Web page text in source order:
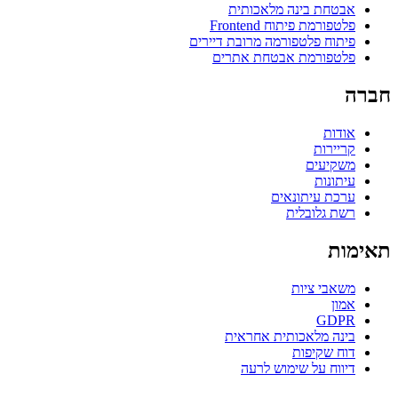
אבטחת בינה מלאכותית
פלטפורמת פיתוח Frontend
פיתוח פלטפורמה מרובת דיירים
פלטפורמת אבטחת אתרים
חברה
אודות
קריירות
משקיעים
עיתונות
ערכת עיתונאים
רשת גלובלית
תאימות
משאבי ציות
אמון
GDPR
בינה מלאכותית אחראית
דוח שקיפות
דיווח על שימוש לרעה